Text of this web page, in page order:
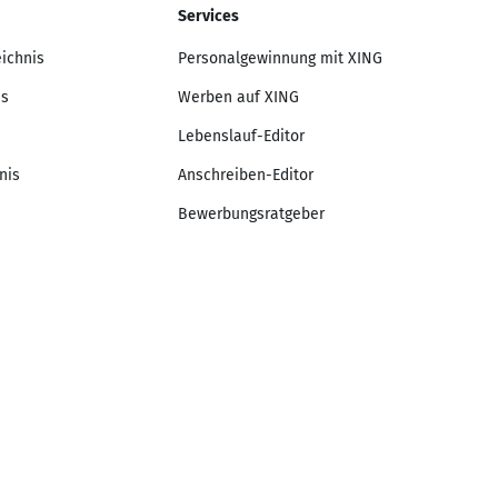
Services
Personalgewinnung mit XING
Werben auf XING
Lebenslauf-Editor
Anschreiben-Editor
Bewerbungsratgeber